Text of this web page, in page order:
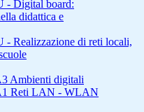
- Digital board:
didattica e
Realizzazione di reti locali,
Ambienti digitali
Reti LAN - WLAN